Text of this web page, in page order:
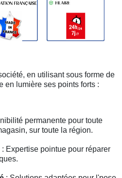
en utilisant sous forme de
en lumière ses points forts :
permanente pour toute
sur toute la région.
: Expertise pointue pour réparer